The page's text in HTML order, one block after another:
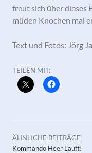
freut sich über dieses
müden Knochen mal
Text und Fotos: Jörg
TEILEN MIT:
ÄHNLICHE BEITRÄGE
Kommando Heer Läuft!